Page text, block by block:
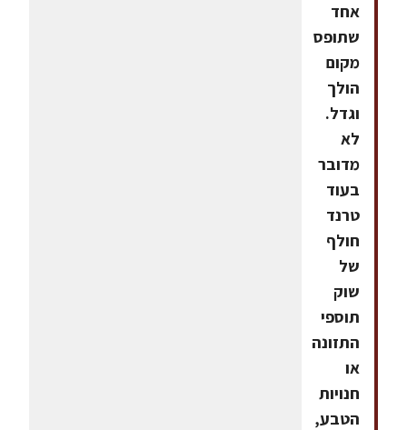
אחד
שתופס
מקום
הולך
וגדל.
לא
מדובר
בעוד
טרנד
חולף
של
שוק
תוספי
התזונה
או
חנויות
הטבע,